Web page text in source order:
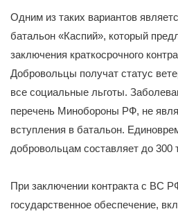
Одним из таких вариантов
батальон «Каспий», который
заключения краткосрочного
Добровольцы получат статус
все социальные льготы.
перечень Минобороны РФ, не
вступления в батальон.
добровольцам составляет до 300
При заключении контракта с ВС
государственное обеспечение,